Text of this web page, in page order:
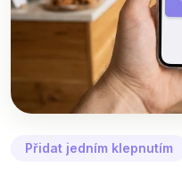
Přidat jedním klepnutím